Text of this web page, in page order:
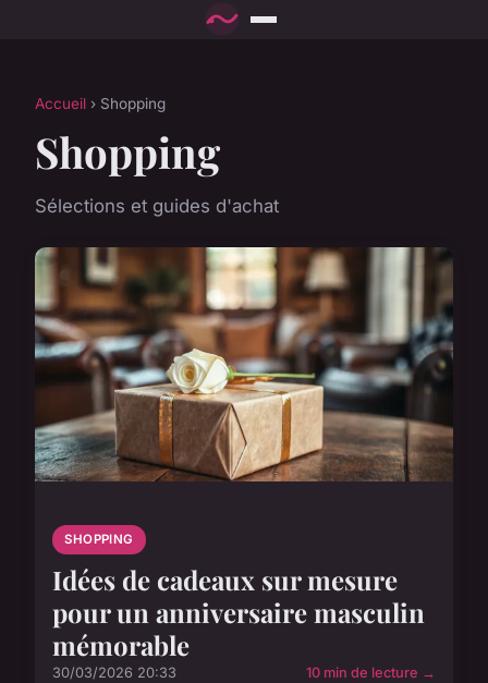
Accueil › Shopping
Shopping
Sélections et guides d'achat
SHOPPING
Idées de cadeaux sur mesure
pour un anniversaire masculin
mémorable
30/03/2026 20:33 10 min de lecture →